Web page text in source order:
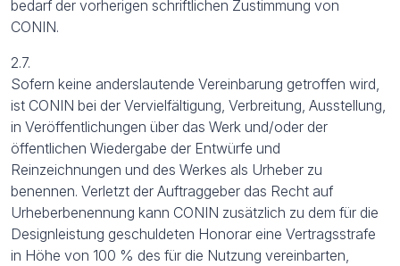
bedarf der vorherigen schriftlichen Zustimmung von
CONIN.
2.7.
Sofern keine anderslautende Vereinbarung getroffen wird,
ist CONIN bei der Vervielfältigung, Verbreitung, Ausstellung,
in Veröffentlichungen über das Werk und/oder der
öffentlichen Wiedergabe der Entwürfe und
Reinzeichnungen und des Werkes als Urheber zu
benennen. Verletzt der Auftraggeber das Recht auf
Urheberbenennung kann CONIN zusätzlich zu dem für die
Designleistung geschuldeten Honorar eine Vertragsstrafe
in Höhe von 100 % des für die Nutzung vereinbarten,